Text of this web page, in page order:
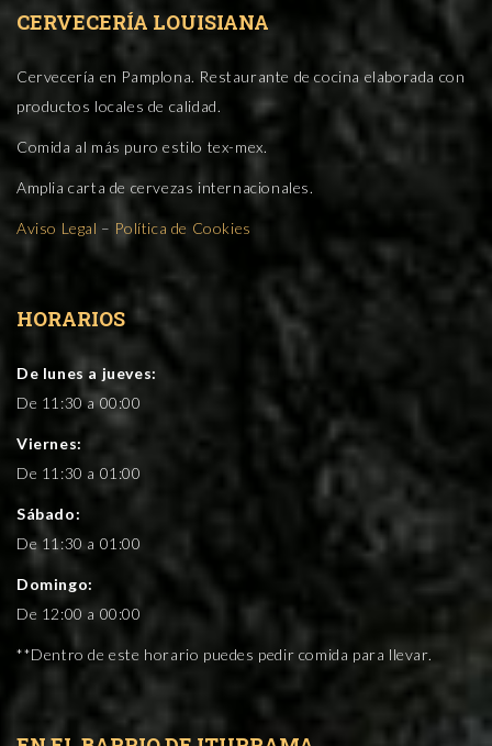
CERVECERÍA LOUISIANA
Cervecería en Pamplona. Restaurante de cocina elaborada con
productos locales de calidad.
Comida al más puro estilo tex-mex.
Amplia carta de cervezas internacionales.
Aviso Legal – Política de Cookies
HORARIOS
De lunes a jueves:
De 11:30 a 00:00
Viernes:
De 11:30 a 01:00
Sábado:
De 11:30 a 01:00
Domingo:
De 12:00 a 00:00
**Dentro de este horario puedes pedir comida para llevar.